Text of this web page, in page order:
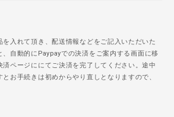
を入れて頂き、配送情報などをご記入いただいた
、自動的にPaypayでの決済をご案内する画面に移
ページににてご決済を完了してください。途中
お手続きは初めからやり直しとなりますので、